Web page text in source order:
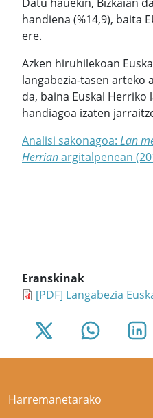
handiena (%14,9), baita
ere.
Azken hiruhilekoan
langabezia-tasen arteko
da, baina Euskal Herriko
handiagoa izaten
Analisi sakonagoa: Lan
Herrianargitalpenean
Eranskinak
[PDF] Langabezia
Harremanetarako